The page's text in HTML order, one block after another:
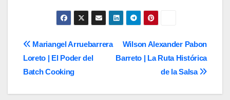
entradas
Navegación
de
entradas
Wilson Alexander Pabon
Barreto | La Ruta Histórica
de la Salsa
Mariangel Arruebarrera
Loreto | El Poder del
Batch Cooking